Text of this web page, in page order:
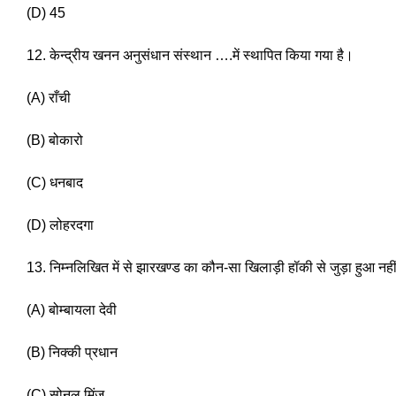
(D) 45
12. केन्द्रीय खनन अनुसंधान संस्थान ….में स्थापित किया गया है।
(A) राँची
(B) बोकारो
(C) धनबाद
(D) लोहरदगा
13. निम्नलिखित में से झारखण्ड का कौन-सा खिलाड़ी हॉकी से जुड़ा हुआ
(A) बोम्बायला देवी
(B) निक्की प्रधान